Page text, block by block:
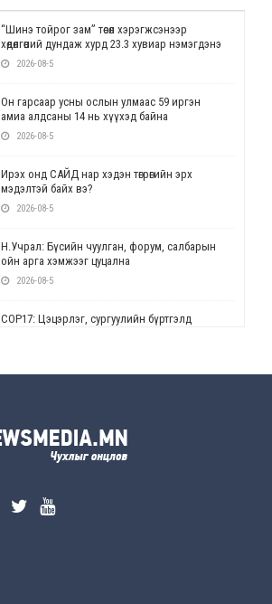
“Шинэ тойрог зам” төсөл хэрэгжсэнээр
хөдөлгөөний дундаж хурд 23.3 хувиар нэмэгдэнэ
2026-08-5
Он гарсаар усны ослын улмаас 59 иргэн
амиа алдсаны 14 нь хүүхэд байна
2026-08-5
Ирэх онд САЙД нар хэдэн төгрөгийн эрх
мэдэлтэй байх вэ?
2026-08-5
Н.Учрал: Бүсийн чуулган, форум, салбарын
ойн арга хэмжээг цуцална
2026-08-5
СОР17: Цэцэрлэг, сургуулийн бүртгэлд
2026-08-5
2026-08-5